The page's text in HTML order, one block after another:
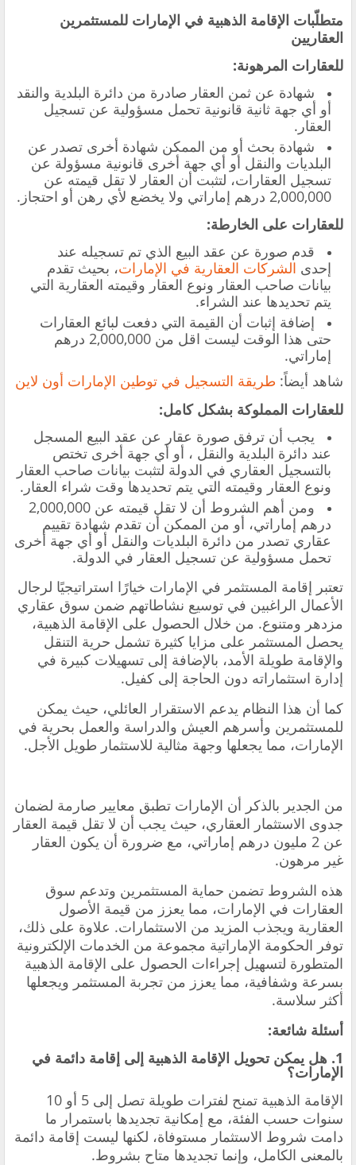
متطلّبات الإقامة الذهبية في الإمارات للمستثمرين
العقاريين
للعقارات المرهونة:
‏شهادة عن ثمن العقار صادرة من دائرة البلدية والنقد
أو أي جهة ثانية قانونية تحمل مسؤولية عن تسجيل
العقار.
‏شهادة بحث أو من الممكن شهادة أخرى تصدر عن
البلديات والنقل أو أي جهة أخرى قانونية مسؤولة عن
تسجيل العقارات، لتثبت أن العقار لا تقل قيمته عن
2,000,000 درهم إماراتي ولا يخضع لأي رهن أو احتجاز.
للعقارات على الخارطة:
‏قدم صورة عن عقد البيع الذي تم تسجيله عند
إحدى الشركات العقارية في الإمارات، بحيث تقدم
بيانات صاحب العقار ونوع العقار وقيمته العقارية التي
يتم تحديدها عند الشراء.
‏إضافة إثبات أن القيمة التي دفعت لبائع العقارات
حتى هذا الوقت ليست اقل من 2,000,000 درهم
إماراتي.
شاهد أيضاً: طريقة التسجيل في توطين الإمارات أون لاين
للعقارات المملوكة بشكل كامل:
‏يجب أن ترفق صورة عقار عن عقد البيع المسجل
عند دائرة البلدية والنقل ، ‏أو أي جهة أخرى تختص
بالتسجيل العقاري في الدولة لتثبت بيانات صاحب العقار
ونوع العقار وقيمته التي يتم تحديدها وقت شراء العقار.
ومن أهم الشروط أن لا تقل قيمته عن 2,000,000
درهم إماراتي، أو من الممكن أن تقدم شهادة تقييم
عقاري تصدر من دائرة البلديات والنقل أو أي جهة أخرى
تحمل مسؤولية عن تسجيل العقار في الدولة.
تعتبر إقامة المستثمر في الإمارات خيارًا استراتيجيًا لرجال
الأعمال الراغبين في توسيع نشاطاتهم ضمن سوق عقاري
مزدهر ومتنوع. من خلال الحصول على الإقامة الذهبية،
يحصل المستثمر على مزايا كثيرة تشمل حرية التنقل
والإقامة طويلة الأمد، بالإضافة إلى تسهيلات كبيرة في
إدارة استثماراته دون الحاجة إلى كفيل.
كما أن هذا النظام يدعم الاستقرار العائلي، حيث يمكن
للمستثمرين وأسرهم العيش والدراسة والعمل بحرية في
الإمارات، مما يجعلها وجهة مثالية للاستثمار طويل الأجل.
من الجدير بالذكر أن الإمارات تطبق معايير صارمة لضمان
جدوى الاستثمار العقاري، حيث يجب أن لا تقل قيمة العقار
عن 2 مليون درهم إماراتي، مع ضرورة أن يكون العقار
غير مرهون.
هذه الشروط تضمن حماية المستثمرين وتدعم سوق
العقارات في الإمارات، مما يعزز من قيمة الأصول
العقارية ويجذب المزيد من الاستثمارات. علاوة على ذلك،
توفر الحكومة الإماراتية مجموعة من الخدمات الإلكترونية
المتطورة لتسهيل إجراءات الحصول على الإقامة الذهبية
بسرعة وشفافية، مما يعزز من تجربة المستثمر ويجعلها
أكثر سلاسة.
أسئلة شائعة:
1. هل يمكن تحويل الإقامة الذهبية إلى إقامة دائمة في
الإمارات؟
الإقامة الذهبية تمنح لفترات طويلة تصل إلى 5 أو 10
سنوات حسب الفئة، مع إمكانية تجديدها باستمرار ما
دامت شروط الاستثمار مستوفاة، لكنها ليست إقامة دائمة
بالمعنى الكامل، وإنما تجديدها متاح بشروط.